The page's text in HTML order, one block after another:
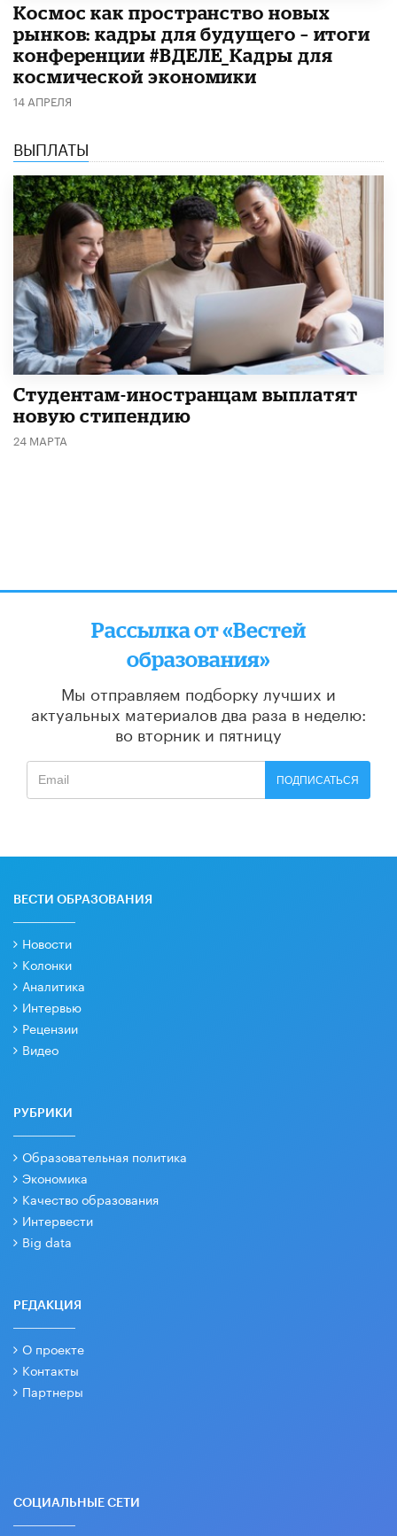
Космос как пространство новых
рынков: кадры для будущего – итоги
конференции #ВДЕЛЕ_Кадры для
космической экономики
14 АПРЕЛЯ
ВЫПЛАТЫ
Студентам-иностранцам выплатят
новую стипендию
24 МАРТА
Рассылка от «Вестей
образования»
Мы отправляем подборку лучших и
актуальных материалов два раза в неделю:
во вторник и пятницу
ПОДПИСАТЬСЯ
ВЕСТИ ОБРАЗОВАНИЯ
Новости
Колонки
Аналитика
Интервью
Рецензии
Видео
РУБРИКИ
Образовательная политика
Экономика
Качество образования
Интервести
Big data
РЕДАКЦИЯ
О проекте
Контакты
Партнеры
СОЦИАЛЬНЫЕ СЕТИ